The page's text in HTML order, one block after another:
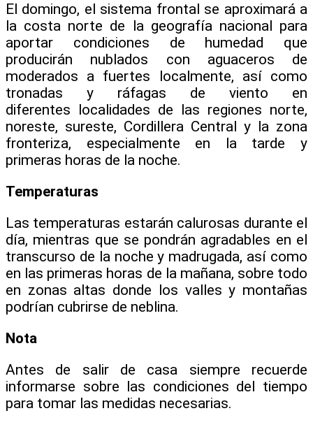
El domingo, el sistema frontal se aproximará a
la costa norte de la geografía nacional para
aportar condiciones de humedad que
producirán nublados con aguaceros de
moderados a fuertes localmente, así como
tronadas y ráfagas de viento en
diferentes localidades de las regiones norte,
noreste, sureste, Cordillera Central y la zona
fronteriza, especialmente en la tarde y
primeras horas de la noche.
Temperaturas
Las temperaturas estarán calurosas durante el
día, mientras que se pondrán agradables en el
transcurso de la noche y madrugada, así como
en las primeras horas de la mañana, sobre todo
en zonas altas donde los valles y montañas
podrían cubrirse de neblina.
Nota
Antes de salir de casa siempre recuerde
informarse sobre las condiciones del tiempo
para tomar las medidas necesarias.